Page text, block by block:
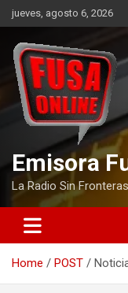
Skip
to
content
jueves, agosto 6, 2026
Emisora
La Radio Sin Fronteras
Home POST